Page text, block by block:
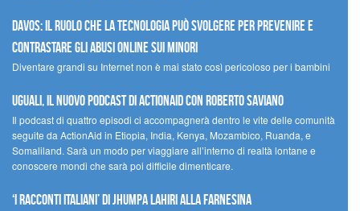
Davos: il ruolo che la tecnologia può svolgere per prevenire e
contrastare gli abusi online sui minori
Diventare grandi su Internet non è mai stato così pericoloso per i bambini
UGUALI, il nuovo podcast di ACTIONAID con Roberto Saviano
Il podcast di quattro episodi ci accompagnerà dentro le vite delle comunità
seguite da ActionAid in Etiopia, India, Kenya, Mozambico, Ruanda, e
Somaliland. Sarà un modo per viaggiare all’interno di realtà lontane e
conoscere mondi che sarà poi difficile dimenticare.
‘I racconti italiani’ di Jhumpa Lahiri alla Farnesina